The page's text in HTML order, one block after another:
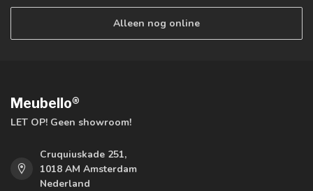
Alleen nog online
Meubello®
LET OP! Geen showroom!
Cruquiuskade 251,
1018 AM Amsterdam
Nederland